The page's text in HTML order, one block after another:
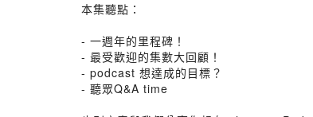
本集聽點：
- 一週年的里程碑！
- 最受歡迎的集數大回顧！
- podcast 想達成的目標？
- 聽眾Q&A time